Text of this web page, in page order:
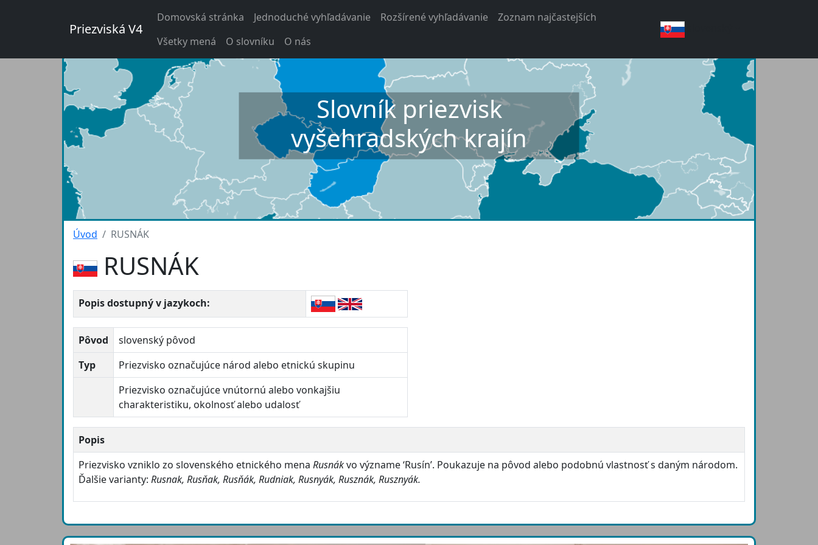
Priezviská V4
Domovská stránka Jednoduché vyhľadávanie Rozšírené vyhľadávanie
Zoznam najčastejších
Všetky mená
O slovníku O nás
Slovník priezvisk
vyšehradských krajín
Úvod RUSNÁK
RUSNÁK
Popis dostupný v jazykoch:
Pôvod
slovenský pôvod
Typ
Priezvisko označujúce národ alebo etnickú skupinu
Priezvisko označujúce vnútornú alebo vonkajšiu
charakteristiku, okolnosť alebo udalosť
Popis
Priezvisko vzniklo zo slovenského etnického mena Rusnákvo význame ‘Rusín’. Poukazuje na pôvod alebo podobnú vlastnosť s daným národom.
Ďalšie varianty: Rusnak, Rusňak, Rusňák, Rudniak, Rusnyák, Rusznák, Rusznyák.